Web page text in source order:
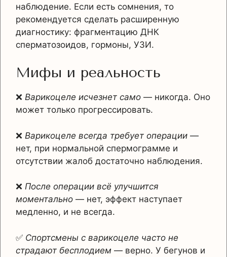
наблюдение. Если есть сомнения, то
рекомендуется сделать расширенную
диагностику: фрагментацию ДНК
сперматозоидов, гормоны, УЗИ.
Мифы и реальность
❌ Варикоцеле исчезнет само — никогда. Оно
может только прогрессировать.
❌ Варикоцеле всегда требует операции —
нет, при нормальной спермограмме и
отсутствии жалоб достаточно наблюдения.
❌ После операции всё улучшится
моментально — нет, эффект наступает
медленно, и не всегда.
✅ Спортсмены с варикоцеле часто не
страдают бесплодием — верно. У бегунов и